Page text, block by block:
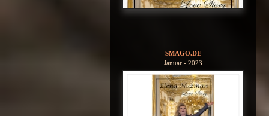
SMAGO.DE
Januar - 2023